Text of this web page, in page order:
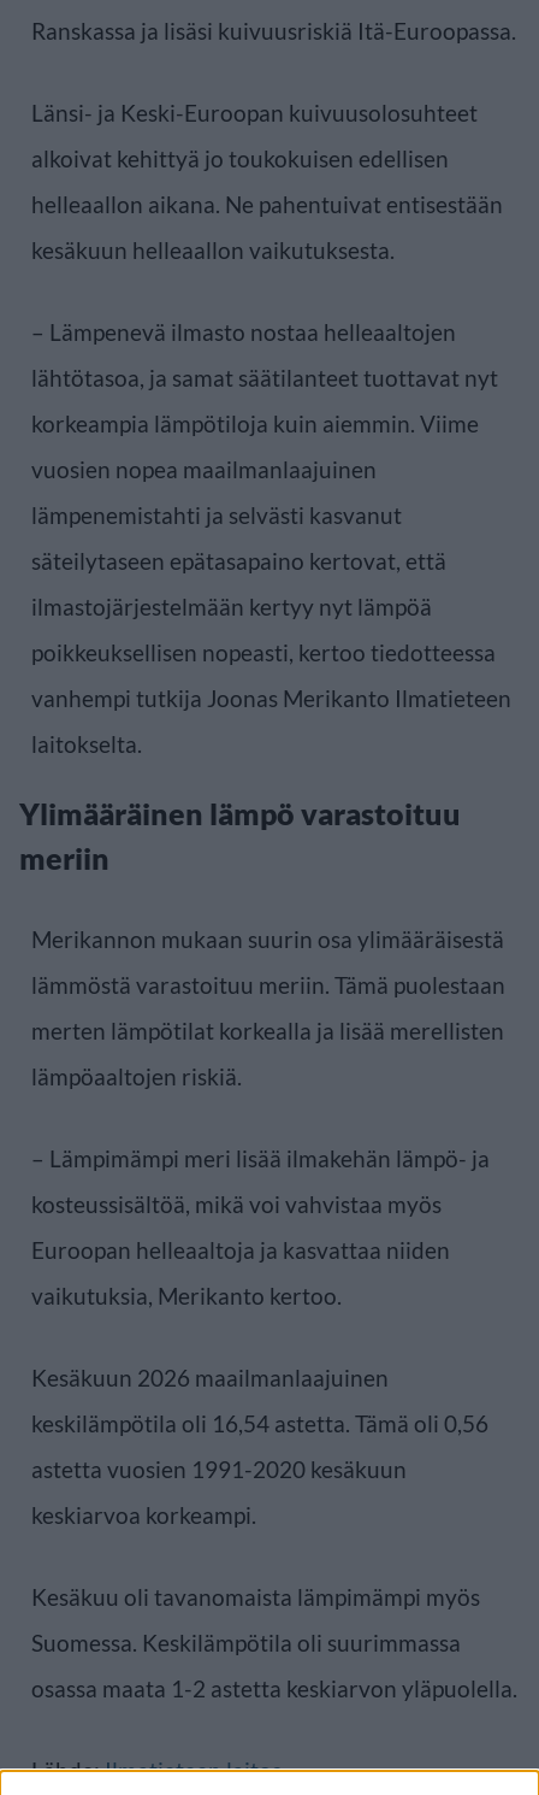
Ranskassa ja lisäsi kuivuusriskiä Itä-Euroopassa.
Länsi- ja Keski-Euroopan kuivuusolosuhteet
alkoivat kehittyä jo toukokuisen edellisen
helleaallon aikana. Ne pahentuivat entisestään
kesäkuun helleaallon vaikutuksesta.
– Lämpenevä ilmasto nostaa helleaaltojen
lähtötasoa, ja samat säätilanteet tuottavat nyt
korkeampia lämpötiloja kuin aiemmin. Viime
vuosien nopea maailmanlaajuinen
lämpenemistahti ja selvästi kasvanut
säteilytaseen epätasapaino kertovat, että
ilmastojärjestelmään kertyy nyt lämpöä
poikkeuksellisen nopeasti, kertoo tiedotteessa
vanhempi tutkija Joonas Merikanto Ilmatieteen
laitokselta.
Ylimääräinen lämpö varastoituu
meriin
Merikannon mukaan suurin osa ylimääräisestä
lämmöstä varastoituu meriin. Tämä puolestaan
merten lämpötilat korkealla ja lisää merellisten
lämpöaaltojen riskiä.
– Lämpimämpi meri lisää ilmakehän lämpö- ja
kosteussisältöä, mikä voi vahvistaa myös
Euroopan helleaaltoja ja kasvattaa niiden
vaikutuksia, Merikanto kertoo.
Kesäkuun 2026 maailmanlaajuinen
keskilämpötila oli 16,54 astetta. Tämä oli 0,56
astetta vuosien 1991-2020 kesäkuun
keskiarvoa korkeampi.
Kesäkuu oli tavanomaista lämpimämpi myös
Suomessa. Keskilämpötila oli suurimmassa
osassa maata 1-2 astetta keskiarvon yläpuolella.
Lähde:Ilmatieteen laitos